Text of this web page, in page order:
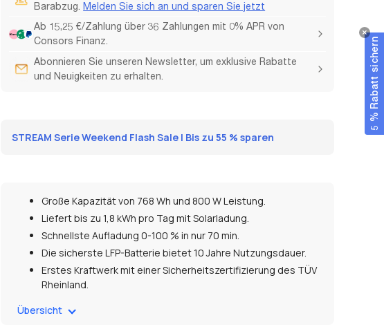
Barabzug. Melden Sie sich an und sparen Sie jetzt
Ab 15,25 €/Zahlung über 36 Zahlungen mit 0% APR von
Consors Finanz.
Abonnieren Sie unseren Newsletter, um exklusive Rabatte
und Neuigkeiten zu erhalten.
STREAM Serie Weekend Flash Sale | Bis zu 55 % sparen
Große Kapazität von 768 Wh und 800 W Leistung.
Liefert bis zu 1,8 kWh pro Tag mit Solarladung.
Schnellste Aufladung 0-100 % in nur 70 min.
Die sicherste LFP-Batterie bietet 10 Jahre Nutzungsdauer.
Erstes Kraftwerk mit einer Sicherheitszertifizierung des TÜV
Rheinland.
elektrischen
Übersicht
5 % Rabatt sichern